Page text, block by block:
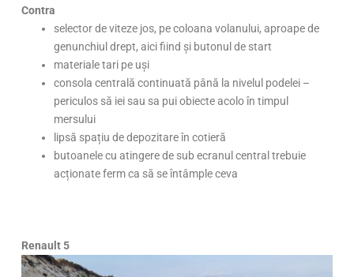
Contra
selector de viteze jos, pe coloana volanului, aproape de
genunchiul drept, aici fiind și butonul de start
materiale tari pe uși
consola centrală continuată până la nivelul podelei –
periculos să iei sau sa pui obiecte acolo în timpul
mersului
lipsă spațiu de depozitare în cotieră
butoanele cu atingere de sub ecranul central trebuie
acționate ferm ca să se întâmple ceva
Renault 5